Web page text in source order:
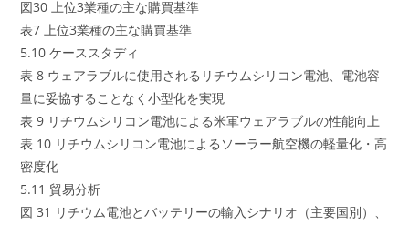
図30 上位3業種の主な購買基準
表7 上位3業種の主な購買基準
5.10 ケーススタディ
表 8 ウェアラブルに使用されるリチウムシリコン電池、電池容
量に妥協することなく小型化を実現
表 9 リチウムシリコン電池による米軍ウェアラブルの性能向上
表 10 リチウムシリコン電池によるソーラー航空機の軽量化・高
密度化
5.11 貿易分析
図 31 リチウム電池とバッテリーの輸入シナリオ（主要国別）、